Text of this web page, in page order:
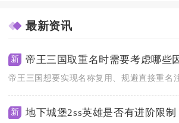
最新资讯
新 帝王三国取重名时需要考虑哪些
新 地下城堡2ss英雄是否有进阶限制